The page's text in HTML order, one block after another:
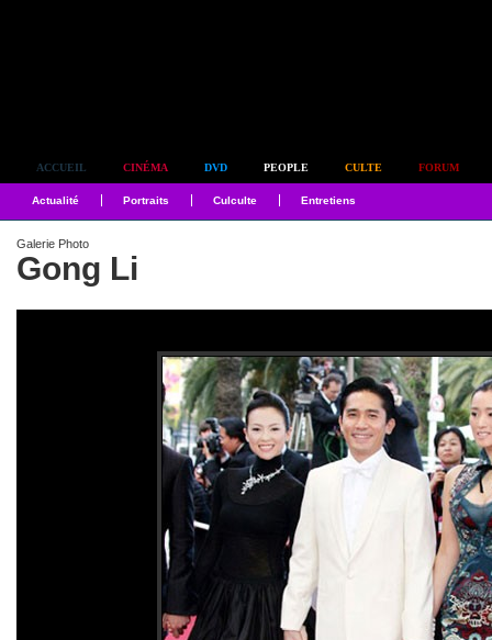
ACCUEIL CINÉMA DVD PEOPLE CULTE FORUM
Actualité Portraits Culculte Entretiens
Galerie Photo
Gong Li